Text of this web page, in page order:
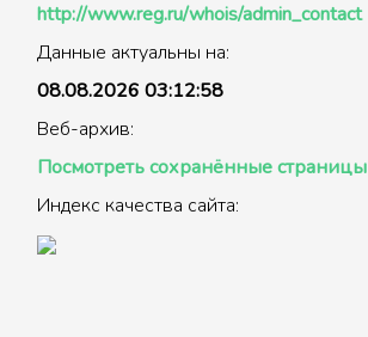
http://www.reg.ru/whois/admin_contact
Данные актуальны на:
08.08.2026 03:12:58
Веб-архив:
Посмотреть сохранённые страницы
Индекс качества сайта: